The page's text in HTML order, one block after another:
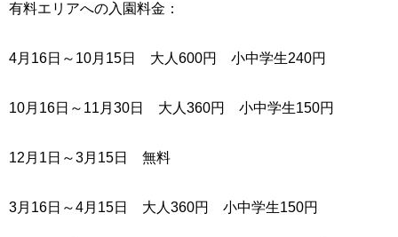
有料エリアへの入園料金：
4月16日～10月15日 大人600円 小中学生240円
10月16日～11月30日 大人360円 小中学生150円
12月1日～3月15日 無料
3月16日～4月15日 大人360円 小中学生150円